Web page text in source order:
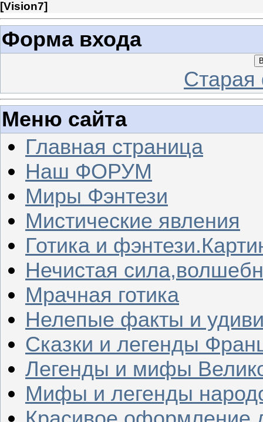
[Vision7]
Форма входа
Меню сайта
Главная страница
Наш ФОРУМ
Миры Фэнтези
Мистические явления
Готика и
Нечистая
Мрачная готика
Нелепые факты и
Сказки и легенды
Легенды и мифы
Мифы и легенды